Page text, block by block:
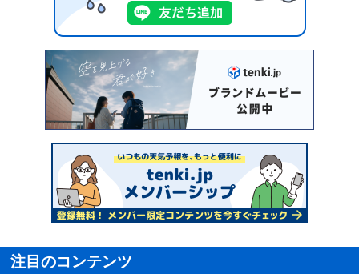
注目のコンテンツ